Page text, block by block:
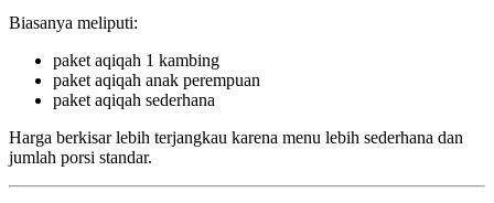
Biasanya meliputi:
paket aqiqah 1 kambing
paket aqiqah anak perempuan
paket aqiqah sederhana
Harga berkisar lebih terjangkau karena menu lebih sederhana dan
jumlah porsi standar.